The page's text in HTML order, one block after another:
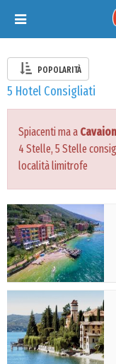
Toggle
navigation
POPOLARITÀ
5 Hotel Consigliati
Spiacenti ma a Cavaion
4 Stelle, 5 Stelle
località limitrofe